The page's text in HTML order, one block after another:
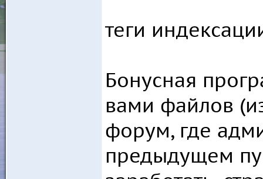
теги
Бонусная
вами файлов
форум, где
предыдущем